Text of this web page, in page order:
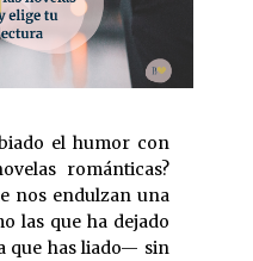
el humor con
románticas?
nos endulzan una
las que ha dejado
que has liado— sin